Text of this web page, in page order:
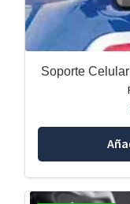
Soporte